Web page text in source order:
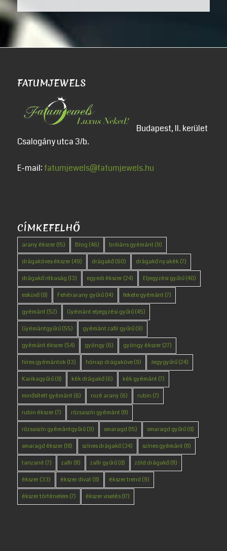
FATUMJEWELS
Budapest, II. kerület
Csalogány utca 3/b.
E-mail: fatumjewels@fatumjewels.hu
CÍMKEFELHŐ
arany ékszer(15) Blog (46) briliáns gyémánt (9)
drágaköves ékszer(49) drágakő(60) drágakő nyakék(7)
drágakő ritkaság (13) egyedi ékszer(24) Eljegyzési gyűrű(40)
esküvő(8) Fehérarany gyűrű(14) fekete gyémánt (7)
gyémánt (52) Gyémánt eljegyzési gyűrű(45)
Gyémántgyűrű(55) gyémánt zafír gyűrű(9)
gyémánt ékszer(54) gyöngy (6) gyöngy ékszer(27)
híres gyémántok(13) hónap drágaköve(9) Jegygyűrű(24)
Karikagyűrű(8) kék drágakő(6) kék gyémánt (7)
minősített gyémánt (6) rozé arany (6) rubin (7)
rubin ékszer(7) rózsaszín gyémánt (11)
rózsaszín gyémántgyűrű(9) smaragd (15) smaragd gyűrű(8)
smaragd ékszer(18) színes drágakő(34) színes gyémánt (11)
tanzanit (7) zafír(11) zafír gyűrű(8) zöld drágakő(11)
ékszer(33) ékszer divat (8) ékszer trend (9)
ékszer történelem (7) ékszer viselés(17)